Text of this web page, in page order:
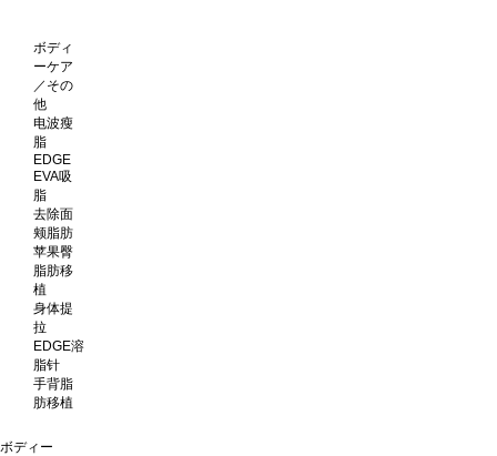
ボディ
ーケア
／その
他
电波瘦
脂
EDGE
EVA吸
脂
去除面
颊脂肪
苹果臀
脂肪移
植
身体提
拉
EDGE溶
脂针
手背脂
肪移植
ボディー